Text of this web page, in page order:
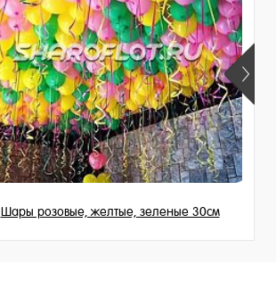
Шары розовые, желтые, зеленые 30см